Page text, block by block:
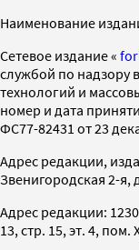
Наименование
Cетевое издание «
службой по надзору
технологий и
номер и дата
ФС77-82431 от 23
Адрес редакции,
Звенигородская 2-я,
Адрес редакции:
13, стр. 15, эт. 4, пом.